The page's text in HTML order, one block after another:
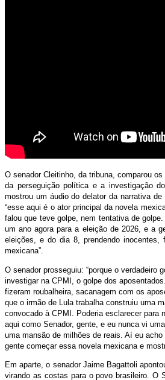
O senador Cleitinho, da tribuna, comparou
da perseguição política e a investigação
mostrou um áudio do delator da narrativa
“esse aqui é o ator principal da novela
falou que teve golpe, nem tentativa de
um ano agora para a eleição de 2026, e a
eleições, e do dia 8, prendendo inocentes,
mexicana”.
O senador prosseguiu: “porque o verdadeiro
investigar na CPMI, o golpe dos
fizeram roubalheira, sacanagem com os
que o irmão de Lula trabalha construiu uma
convocado à CPMI. Poderia esclarecer para
aqui como Senador, gente, e eu nunca vi
uma mansão de milhões de reais. Aí eu
gente começar essa novela mexicana e
Em aparte, o senador Jaime Bagattoli
virando as costas para o povo brasileiro. O